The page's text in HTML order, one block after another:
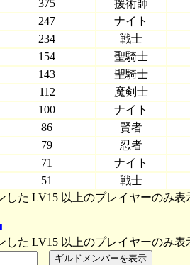
375
援術師
247
ナイト
234
戦士
154
聖騎士
143
聖騎士
112
魔剣士
100
ナイト
86
賢者
79
忍者
71
ナイト
51
戦士
した LV15 以上のプレイヤーのみ表
した LV15 以上のプレイヤーのみ表